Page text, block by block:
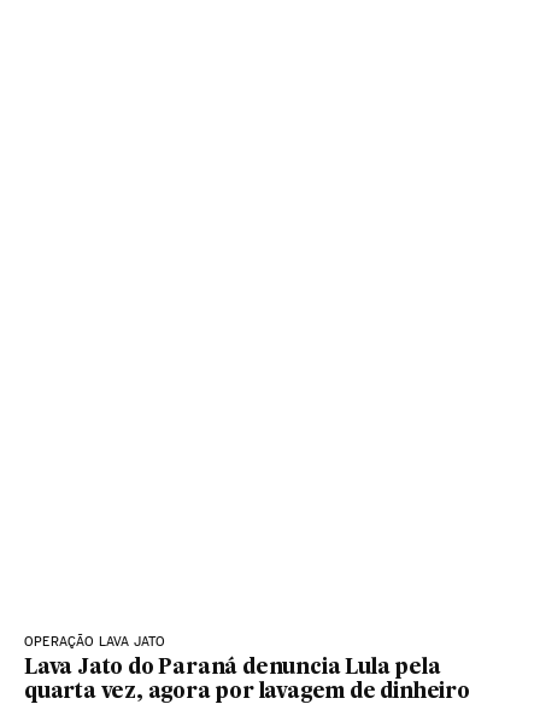
OPERAÇÃO LAVA JATO
Lava Jato do Paraná denuncia Lula pela
quarta vez, agora por lavagem de dinheiro